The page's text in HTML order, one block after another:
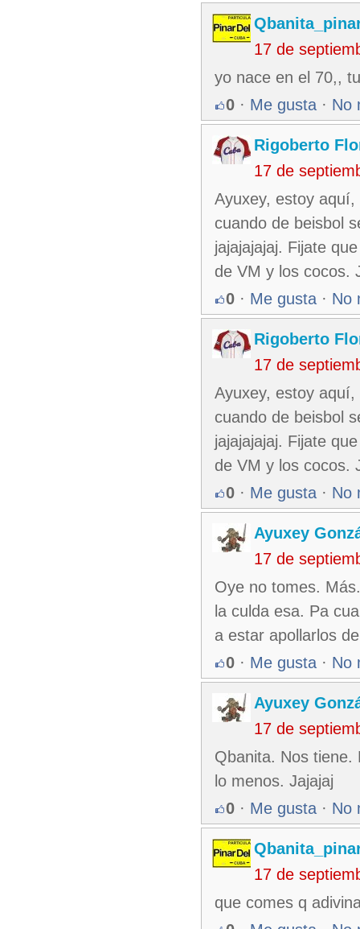
17 de
yo nace en el 70,,
0 · Me gusta · No
Rigoberto
17 de
Ayuxey, estoy
cuando de beisbol
jajajajajaj. Fijate
de VM y los cocos.
0 · Me gusta · No
Rigoberto
17 de
Ayuxey, estoy
cuando de beisbol
jajajajajaj. Fijate
de VM y los cocos.
0 · Me gusta · No
Ayuxey
17 de
Oye no tomes.
la culda esa. Pa
a estar apollarlos
0 · Me gusta · No
Ayuxey
17 de
Qbanita. Nos tiene.
lo menos. Jajajaj
0 · Me gusta · No
17 de
que comes q